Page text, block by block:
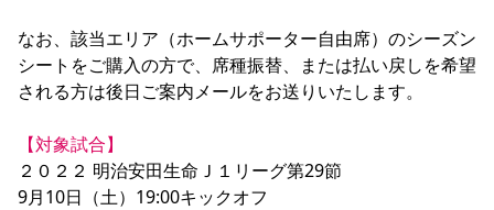
セレッソスポーツパーク舞洲
YANMAR HANASAKA STADIUM
セレッソ大阪アカデミー 子供のサッカースクール
大人のサッカースクール その他スポーツクラブ
なお、該当エリア（ホームサポーター自由席）のシーズン
シートをご購入の方で、席種振替、または払い戻しを希望
される方は後日ご案内メールをお送りいたします。
【対象試合】
２０２２ 明治安田生命Ｊ１リーグ第29節
9月10日（土）19:00キックオフ